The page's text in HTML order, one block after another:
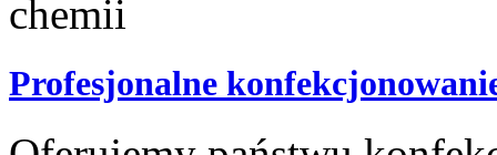
Profesjonalne